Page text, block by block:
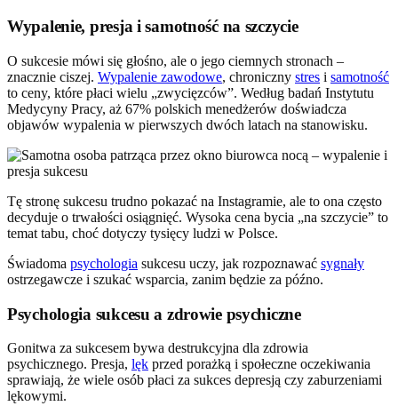
Wypalenie, presja i samotność na szczycie
O sukcesie mówi się głośno, ale o jego ciemnych stronach –
znacznie ciszej. Wypalenie zawodowe, chroniczny stres i samotność
to ceny, które płaci wielu „zwycięzców”. Według badań Instytutu
Medycyny Pracy, aż 67% polskich menedżerów doświadcza
objawów wypalenia w pierwszych dwóch latach na stanowisku.
Tę stronę sukcesu trudno pokazać na Instagramie, ale to ona często
decyduje o trwałości osiągnięć. Wysoka cena bycia „na szczycie” to
temat tabu, choć dotyczy tysięcy ludzi w Polsce.
Świadoma psychologia sukcesu uczy, jak rozpoznawać sygnały
ostrzegawcze i szukać wsparcia, zanim będzie za późno.
Psychologia sukcesu a zdrowie psychiczne
Gonitwa za sukcesem bywa destrukcyjna dla zdrowia
psychicznego. Presja, lęk przed porażką i społeczne oczekiwania
sprawiają, że wiele osób płaci za sukces depresją czy zaburzeniami
lękowymi.